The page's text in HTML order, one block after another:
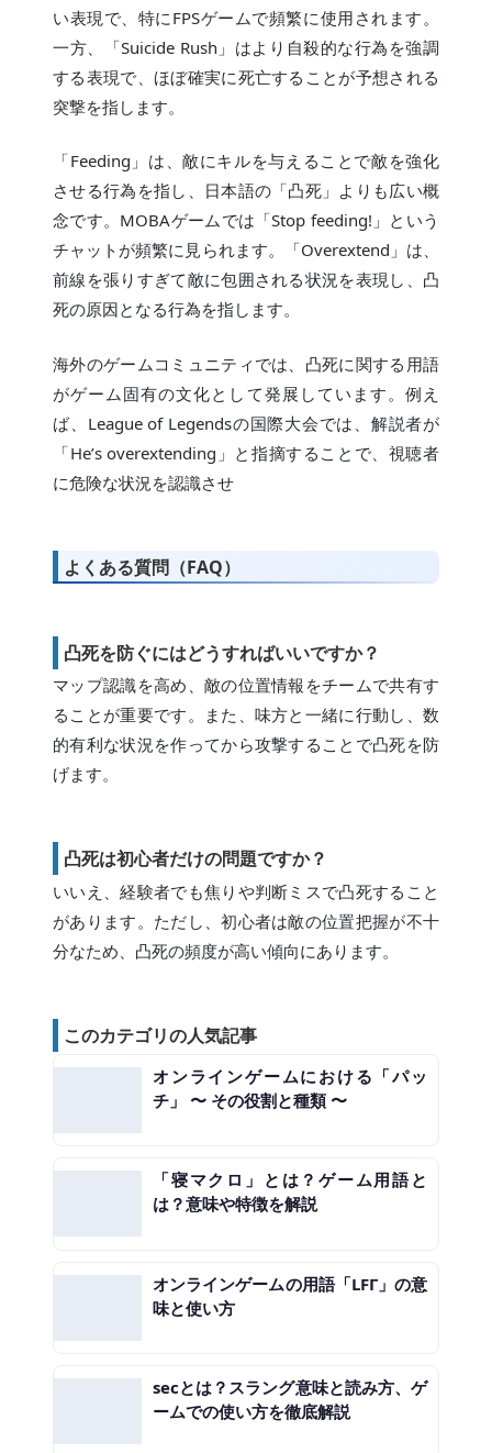
い表現で、特にFPSゲームで頻繁に使用されます。
一方、「Suicide Rush」はより自殺的な行為を強調
する表現で、ほぼ確実に死亡することが予想される
突撃を指します。
「Feeding」は、敵にキルを与えることで敵を強化
させる行為を指し、日本語の「凸死」よりも広い概
念です。MOBAゲームでは「Stop feeding!」という
チャットが頻繁に見られます。「Overextend」は、
前線を張りすぎて敵に包囲される状況を表現し、凸
死の原因となる行為を指します。
海外のゲームコミュニティでは、凸死に関する用語
がゲーム固有の文化として発展しています。例え
ば、League of Legendsの国際大会では、解説者が
「He’s overextending」と指摘することで、視聴者
に危険な状況を認識させ
よくある質問（FAQ）
凸死を防ぐにはどうすればいいですか？
マップ認識を高め、敵の位置情報をチームで共有す
ることが重要です。また、味方と一緒に行動し、数
的有利な状況を作ってから攻撃することで凸死を防
げます。
凸死は初心者だけの問題ですか？
いいえ、経験者でも焦りや判断ミスで凸死すること
があります。ただし、初心者は敵の位置把握が不十
分なため、凸死の頻度が高い傾向にあります。
このカテゴリの人気記事
オンラインゲームにおける「パッ
チ」 〜 その役割と種類 〜
「寝マクロ」とは？ゲーム用語と
は？意味や特徴を解説
オンラインゲームの用語「LFΓ」の意
味と使い方
secとは？スラング意味と読み方、ゲ
ームでの使い方を徹底解説